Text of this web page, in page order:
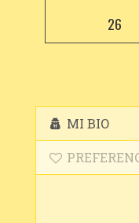
26
MI BIO